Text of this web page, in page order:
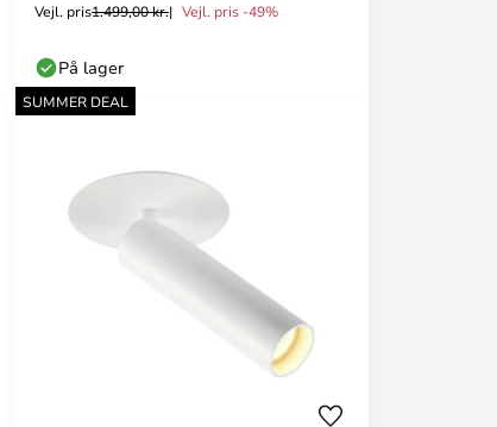
Vejl. pris1.499,00 kr. Vejl. pris -49%
På lager
SUMMER DEAL